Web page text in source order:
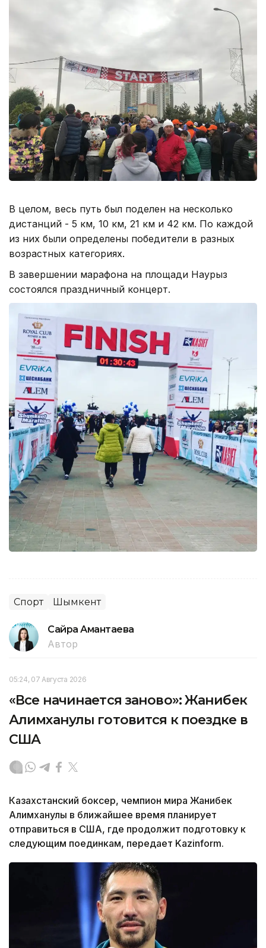
В целом, весь путь был поделен на несколько
дистанций - 5 км, 10 км, 21 км и 42 км. По каждой
из них были определены победители в разных
возрастных категориях.
В завершении марафона на площади Наурыз
состоялся праздничный концерт.
Спорт Шымкент
Сайра Амантаева
Автор
05:24, 07 Августа 2026
«Все начинается заново»: Жанибек
Алимханулы готовится к поездке в
США
Казахстанский боксер, чемпион мира Жанибек
Алимханулы в ближайшее время планирует
отправиться в США, где продолжит подготовку к
следующим поединкам, передает Kazinform.